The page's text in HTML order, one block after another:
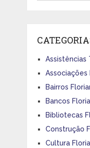
Assistências
Associações
Bairros
Bancos
Bibliotecas
Construção
Cultura